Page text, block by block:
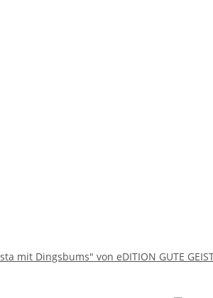
mit Dingsbums" von eDITION GUTE